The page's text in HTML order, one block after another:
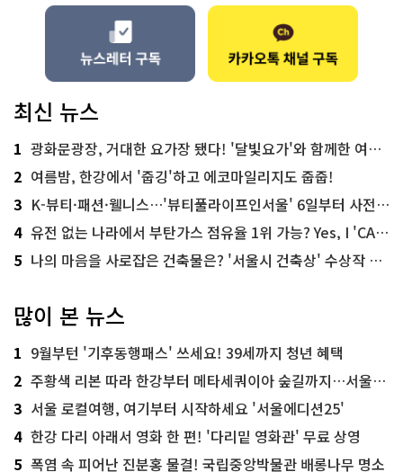
최신 뉴스
1 광화문광장, 거대한 요가장 됐다! '달빛요가'와 함께한 여름밤 힐링
2 여름밤, 한강에서 '줍깅'하고 에코마일리지도 줍줍!
3 K-뷰티·패션·웰니스…'뷰티풀라이프인서울' 6일부터 사전 예약
4 유전 없는 나라에서 부탄가스 점유율 1위 가능? Yes, I 'CAN'
5 나의 마음을 사로잡은 건축물은? '서울시 건축상' 수상작 공개!
많이 본 뉴스
1 9월부턴 '기후동행패스' 쓰세요! 39세까지 청년 혜택
2 주황색 리본 따라 한강부터 메타세쿼이아 숲길까지…서울둘레길 15코스
3 서울 로컬여행, 여기부터 시작하세요 '서울에디션25'
4 한강 다리 아래서 영화 한 편! '다리밑 영화관' 무료 상영
5 폭염 속 피어난 진분홍 물결! 국립중앙박물관 배롱나무 명소